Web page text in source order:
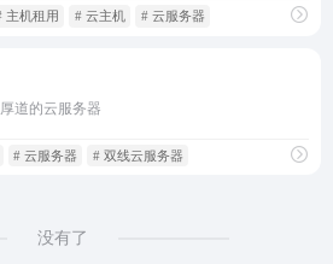
主机租用 # 云主机 # 云服务器
道的云服务器
# 云服务器 # 双线云服务器
没有了